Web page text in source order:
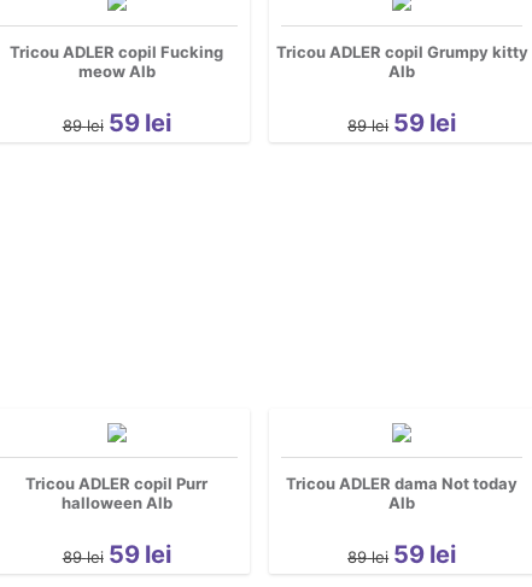
Tricou ADLER copil Fucking
meow Alb
89 lei 59 lei
Tricou ADLER copil Grumpy kitty
Alb
89 lei 59 lei
Tricou ADLER copil Purr
halloween Alb
89 lei 59 lei
Tricou ADLER dama Not today
Alb
89 lei 59 lei